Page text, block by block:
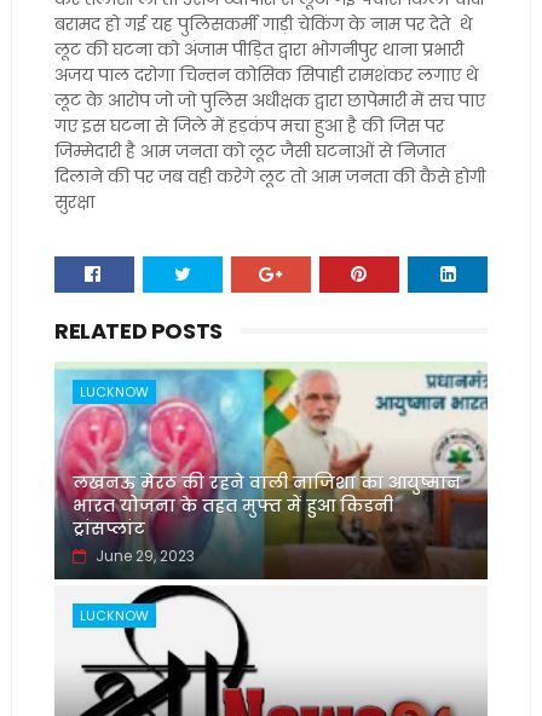
बरामद हो गई यह पुलिसकर्मी गाड़ी चेकिंग के नाम पर देते थे
लूट की घटना को अंजाम पीड़ित द्वारा भोगनीपुर थाना प्रभारी
अजय पाल दरोगा चिन्तन कोसिक सिपाही रामशंकर लगाए थे
लूट के आरोप जो जो पुलिस अधीक्षक द्वारा छापेमारी में सच पाए
गए इस घटना से जिले में हड़कंप मचा हुआ है की जिस पर
जिम्मेदारी है आम जनता को लूट जैसी घटनाओं से निजात
दिलाने की पर जब वही करेगे लूट तो आम जनता की कैसे होगी
सुरक्षा
RELATED POSTS
LUCKNOW
लखनऊ मेरठ की रहने वाली नाजिशा का आयुष्मान
भारत योजना के तहत मुफ्त में हुआ किडनी
ट्रांसप्लांट
June 29, 2023
LUCKNOW